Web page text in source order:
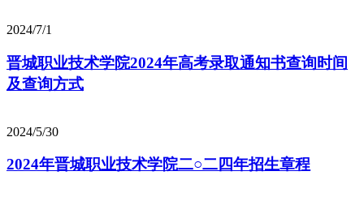
2024/7/1
晋城职业技术学院2024年高考录取通知书查询时间
及查询方式
2024/5/30
2024年晋城职业技术学院二○二四年招生章程